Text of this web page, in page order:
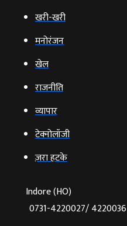
खरी-खरी
मनोरंजन
खेल
राजनीति
व्‍यापार
टेक्‍नोलॉजी
ज़रा हटके
Indore (HO)
0731-4220027/ 4220036